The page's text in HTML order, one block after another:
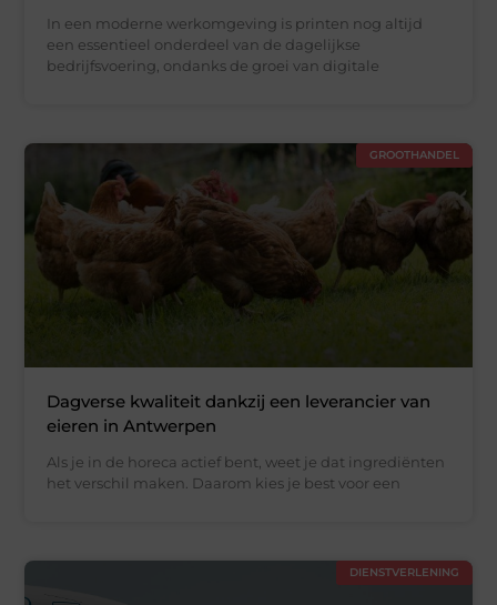
In een moderne werkomgeving is printen nog altijd
een essentieel onderdeel van de dagelijkse
bedrijfsvoering, ondanks de groei van digitale
GROOTHANDEL
Dagverse kwaliteit dankzij een leverancier van
eieren in Antwerpen
Als je in de horeca actief bent, weet je dat ingrediënten
het verschil maken. Daarom kies je best voor een
DIENSTVERLENING